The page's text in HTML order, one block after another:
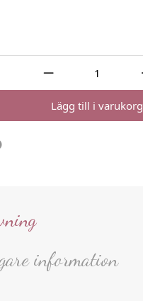
Lägg till i varukorg
information